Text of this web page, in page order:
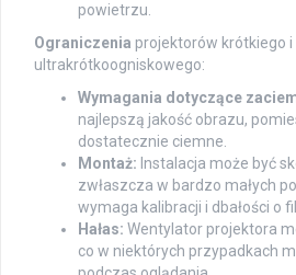
powietrzu.
Ograniczenia projektorów krótkiego i
ultrakrótkoogniskowego:
Wymagania dotyczące
najlepszą jakość obrazu,
dostatecznie ciemne.
Montaż: Instalacja może być
zwłaszcza w bardzo małych
wymaga kalibracji i dbałości o
Hałas: Wentylator projektora
co w niektórych przypadkach